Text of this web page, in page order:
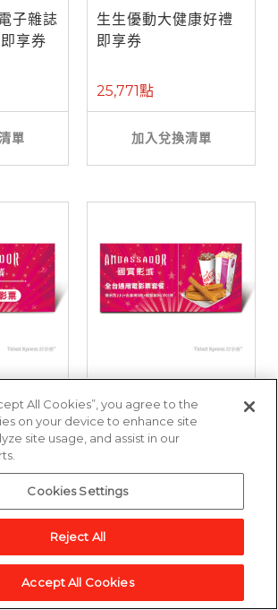
子雜誌
享券
單
生生優動大健康好禮
即享券
25,771點
加入兌換清單
單
影票套餐好禮即享券
加入兌換清單
All Cookies”, you agree to the
on your device to enhance site
site usage, and assist in our
Cookies Settings
Reject All
Accept All Cookies